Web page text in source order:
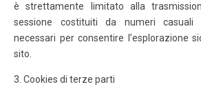
è strettamente limitato alla
sessione costituiti da numeri casuali
necessari per consentire l’esplorazione
sito.
3. Cookies di terze parti